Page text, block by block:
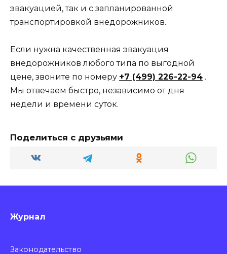
эвакуацией, так и с запланированной
транспортировкой внедорожников.
Если нужна качественная эвакуация
внедорожников любого типа по выгодной
цене, звоните по номеру +7 (499) 226-22-94 .
Мы отвечаем быстро, независимо от дня
недели и времени суток.
Поделиться с друзьями
Журнал
Законодательство